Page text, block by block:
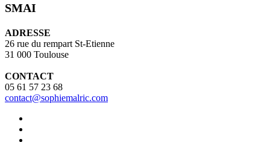
SMAI
ADRESSE
26 rue du rempart St-Etienne
31 000 Toulouse
CONTACT
05 61 57 23 68
contact@sophiemalric.com